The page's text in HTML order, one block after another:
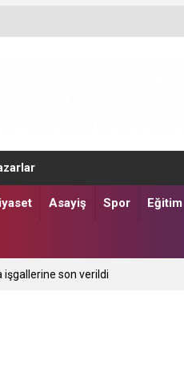
Asayiş Spor Eğitim
işgallerine son verildi